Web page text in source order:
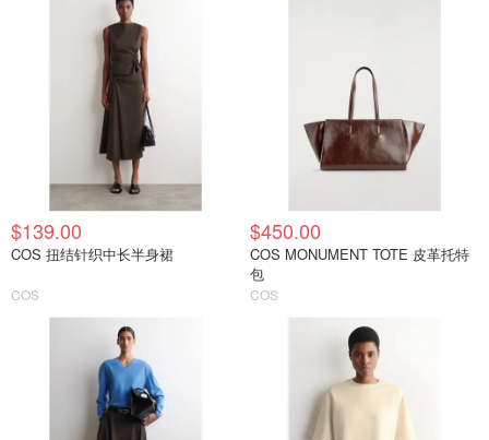
$139.00
COS 扭结针织中长半身裙
COS
$450.00
COS MONUMENT TOTE 皮革托特
包
COS